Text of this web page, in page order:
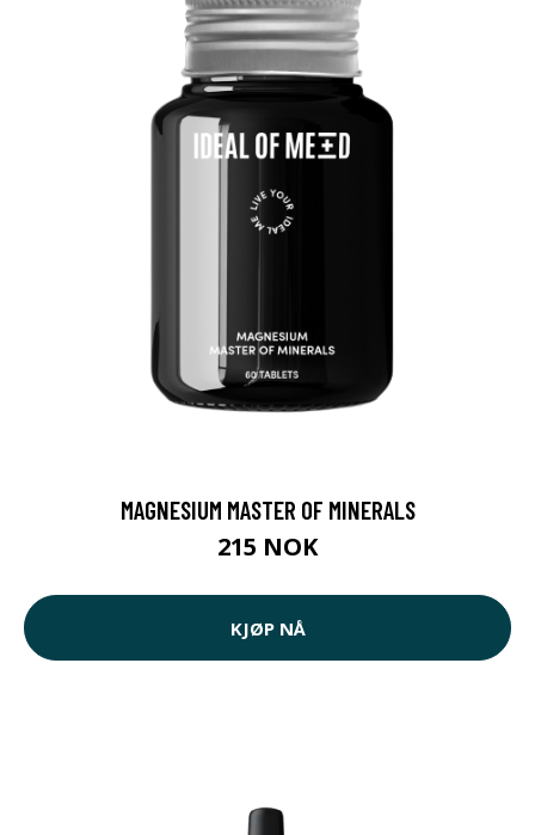
MAGNESIUM MASTER OF MINERALS
215 NOK
KJØP NÅ